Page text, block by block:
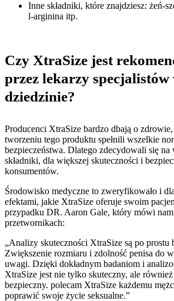
Inne składniki, które znajdziesz: żeń-
l-arginina itp.
Czy XtraSize jest
przez lekarzy specjalistów
dziedzinie?
Producenci XtraSize bardzo dbają o
tworzeniu tego produktu spełnili wszelkie
bezpieczeństwa. Dlatego zdecydowali się na
składniki, dla większej skuteczności i
konsumentów.
Środowisko medyczne to zweryfikowało i
efektami, jakie XtraSize oferuje swoim
przypadku DR. Aaron Gale, który mówi
przetwornikach:
„Analizy skuteczności XtraSize są po prostu
Zwiększenie rozmiaru i zdolność penisa do
uwagi. Dzięki dokładnym badaniom i
XtraSize jest nie tylko skuteczny, ale
bezpieczny. polecam XtraSize każdemu
poprawić swoje życie seksualne.”